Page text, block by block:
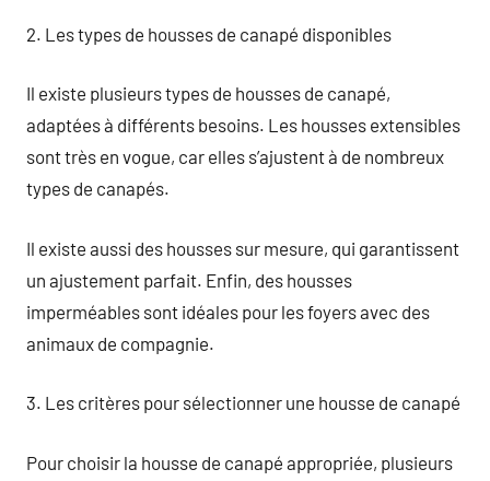
2. Les types de housses de canapé disponibles
Il existe plusieurs types de housses de canapé,
adaptées à différents besoins. Les housses extensibles
sont très en vogue, car elles s’ajustent à de nombreux
types de canapés.
Il existe aussi des housses sur mesure, qui garantissent
un ajustement parfait. Enfin, des housses
imperméables sont idéales pour les foyers avec des
animaux de compagnie.
3. Les critères pour sélectionner une housse de canapé
Pour choisir la housse de canapé appropriée, plusieurs